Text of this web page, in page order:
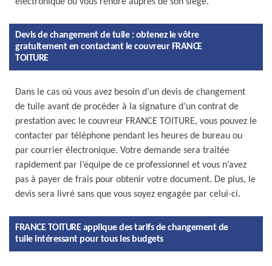
Devis de changement de tuile : obtenez le vôtre
gratuitement en contactant le couvreur FRANCE
TOITURE
Dans le cas où vous avez besoin d’un devis de changement
de tuile avant de procéder à la signature d’un contrat de
prestation avec le couvreur FRANCE TOITURE, vous pouvez le
contacter par téléphone pendant les heures de bureau ou
par courrier électronique. Votre demande sera traitée
rapidement par l’équipe de ce professionnel et vous n’avez
pas à payer de frais pour obtenir votre document. De plus, le
devis sera livré sans que vous soyez engagée par celui-ci.
FRANCE TOITURE applique des tarifs de changement de
tuile intéressant pour tous les budgets